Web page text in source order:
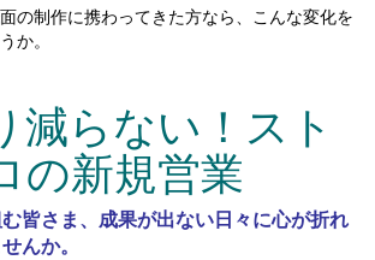
の制作に携わってきた方なら、こんな変化を
か。
減らない！スト
の新規営業
皆さま、成果が出ない日々に心が折れ
んか。